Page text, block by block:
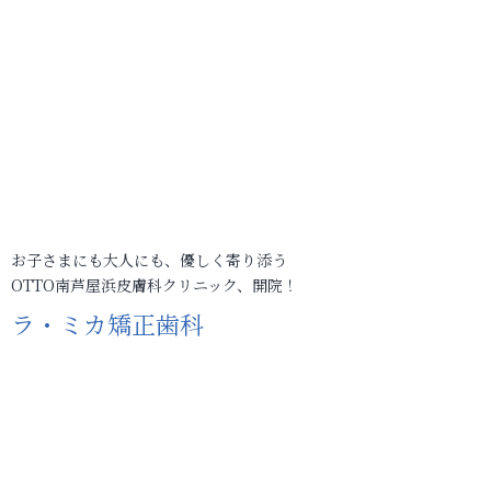
お子さまにも大人にも、優しく寄り添う
OTTO南芦屋浜皮膚科クリニック、開院！
ラ・ミカ矯正歯科